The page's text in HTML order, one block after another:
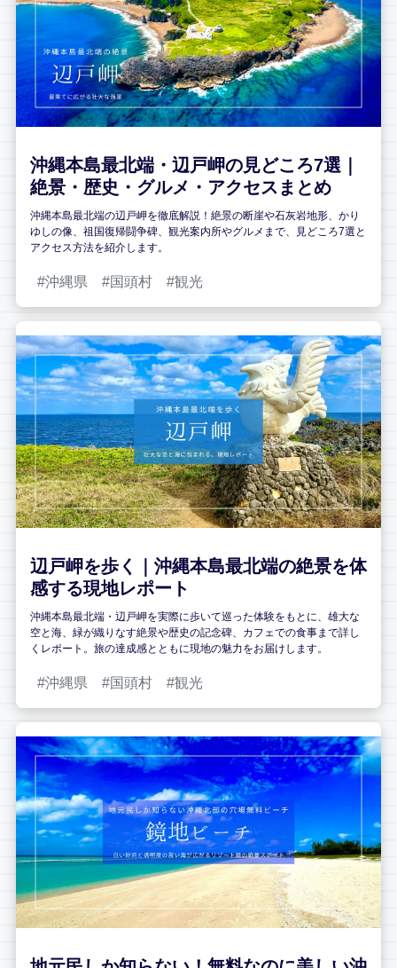
沖縄本島最北端・辺戸岬の見どころ7選｜
絶景・歴史・グルメ・アクセスまとめ
沖縄本島最北端の辺戸岬を徹底解説！絶景の断崖や石灰岩地形、かり
ゆしの像、祖国復帰闘争碑、観光案内所やグルメまで、見どころ7選と
アクセス方法を紹介します。
沖縄県 国頭村 観光
辺戸岬を歩く｜沖縄本島最北端の絶景を体
感する現地レポート
沖縄本島最北端・辺戸岬を実際に歩いて巡った体験をもとに、雄大な
空と海、緑が織りなす絶景や歴史の記念碑、カフェでの食事まで詳し
くレポート。旅の達成感とともに現地の魅力をお届けします。
沖縄県 国頭村 観光